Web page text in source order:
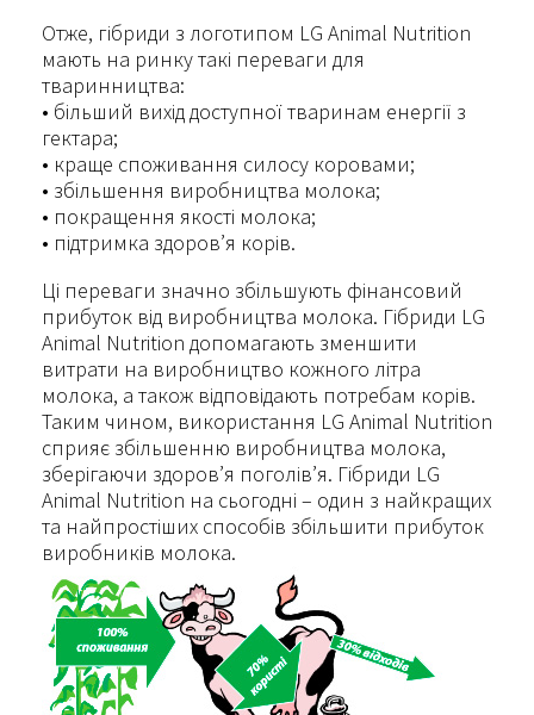
Отже, гібриди з логотипом LG Animal Nutrition
мають на ринку такі переваги для
тваринництва:
• більший вихід доступної тваринам енергії з
гектара;
• краще споживання силосу коровами;
• збільшення виробництва молока;
• покращення якості молока;
• підтримка здоров’я корів.
Ці переваги значно збільшують фінансовий
прибуток від виробництва молока. Гібриди LG
Animal Nutrition допомагають зменшити
витрати на виробництво кожного літра
молока, а також відповідають потребам корів.
Таким чином, використання LG Animal Nutrition
сприяє збільшенню виробництва молока,
зберігаючи здоров’я поголів’я. Гібриди LG
Animal Nutrition на сьогодні – один з найкращих
та найпростіших способів збільшити прибуток
виробників молока.